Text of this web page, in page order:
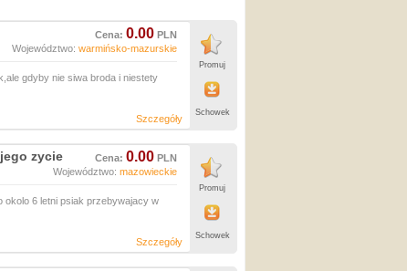
Cena: 0.00 PLN
Województwo: warmińsko-mazurskie
gdyby nie siwa broda i niestety
Szczegóły
Promuj
Schowek
zycie Cena: 0.00 PLN
Województwo: mazowieckie
6 letni psiak przebywajacy w
Szczegóły
Promuj
Schowek